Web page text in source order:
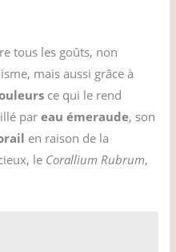
tous les goûts, non
mais aussi grâce à
ce qui le rend
pareau émeraude, son
en raison de la
le Corallium Rubrum,